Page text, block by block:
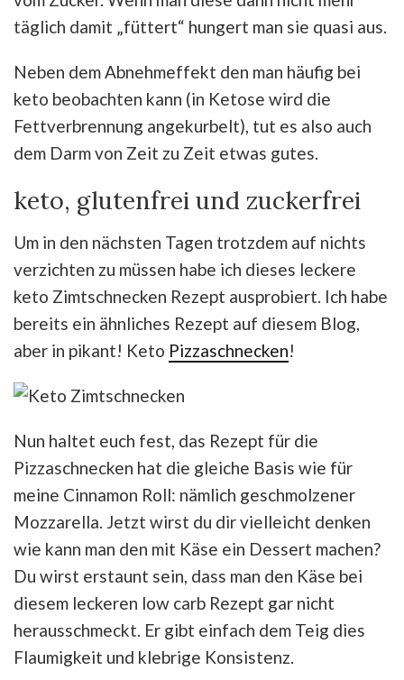
täglich damit „füttert“ hungert man sie quasi aus.
Neben dem Abnehmeffekt den man häufig bei
keto beobachten kann (in Ketose wird die
Fettverbrennung angekurbelt), tut es also auch
dem Darm von Zeit zu Zeit etwas gutes.
keto, glutenfrei und zuckerfrei
Um in den nächsten Tagen trotzdem auf nichts
verzichten zu müssen habe ich dieses leckere
keto Zimtschnecken Rezept ausprobiert. Ich habe
bereits ein ähnliches Rezept auf diesem Blog,
aber in pikant! Keto Pizzaschnecken!
Nun haltet euch fest, das Rezept für die
Pizzaschnecken hat die gleiche Basis wie für
meine Cinnamon Roll: nämlich geschmolzener
Mozzarella. Jetzt wirst du dir vielleicht denken
wie kann man den mit Käse ein Dessert machen?
Du wirst erstaunt sein, dass man den Käse bei
diesem leckeren low carb Rezept gar nicht
herausschmeckt. Er gibt einfach dem Teig dies
Flaumigkeit und klebrige Konsistenz.